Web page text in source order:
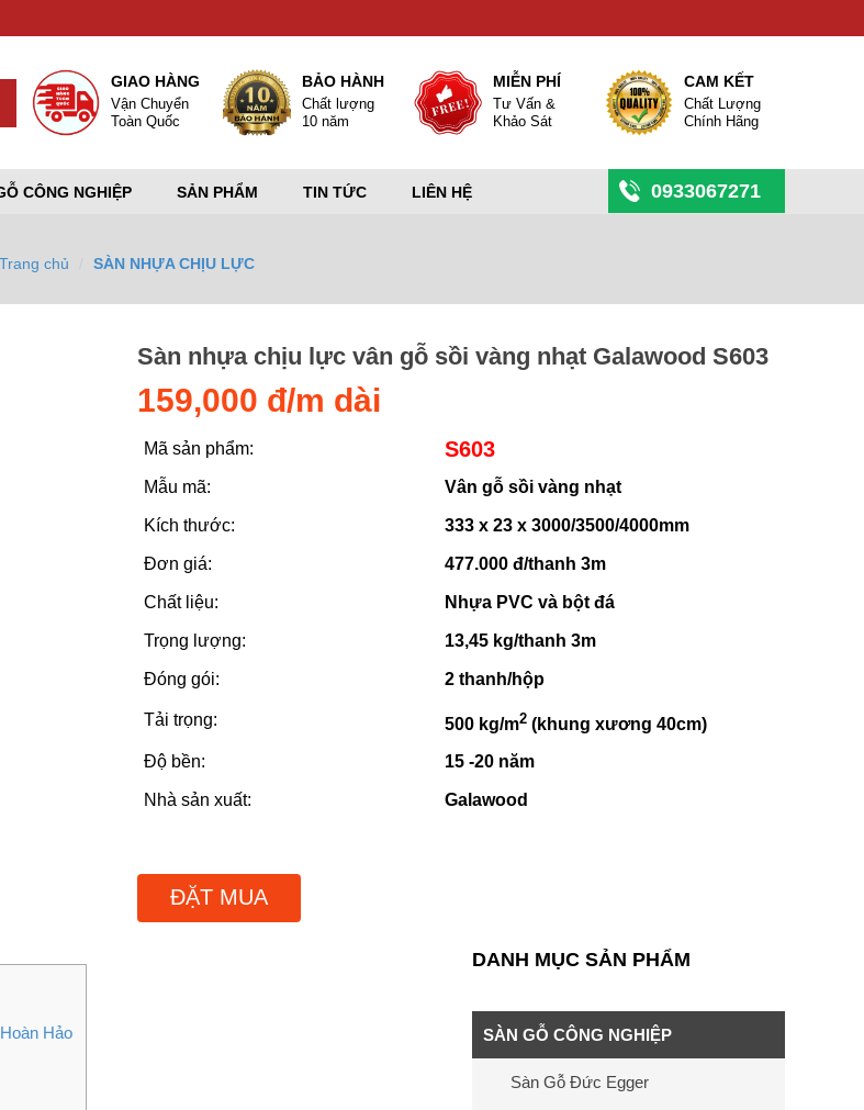
GIAO HÀNG
Vận Chuyển
Toàn Quốc
BẢO HÀNH
Chất lượng
10 năm
MIỄN PHÍ
Tư Vấn &
Khảo Sát
CAM KẾT
Chất Lượng
Chính Hãng
CÔNG NGHIỆP SẢN PHẨM TIN TỨC LIÊN HỆ 0933067271
Trang chủ SÀN NHỰA CHỊU LỰC
Sàn nhựa chịu lực vân gỗ sồi vàng nhạt Galawood S603
159,000 đ/m dài
Mã sản phẩm: S603
Mẫu mã: Vân gỗ sồi vàng nhạt
Kích thước: 333 x 23 x 3000/3500/4000mm
Đơn giá: 477.000 đ/thanh 3m
Chất liệu: Nhựa PVC và bột đá
Trọng lượng: 13,45 kg/thanh 3m
Đóng gói: 2 thanh/hộp
Tải trọng: 500 kg/m2 (khung xương 40cm)
Độ bền: 15 -20 năm
Nhà sản xuất: Galawood
ĐẶT MUA
Hảo
DANH MỤC SẢN PHẨM
SÀN GỖ CÔNG NGHIỆP
Sàn Gỗ Đức Egger